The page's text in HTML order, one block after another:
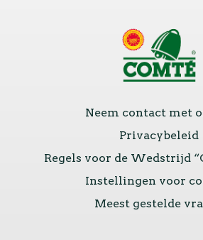
Neem contact met
Privacybeleid
Regels voor de Wedstrijd
Instellingen voor
Meest gestelde